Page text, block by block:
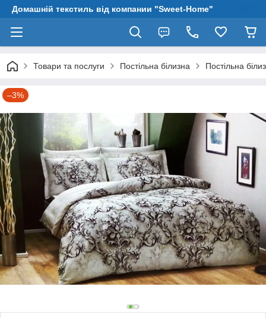
Домашній текстиль від компании "Sweet-Home"
Товари та послуги Постільна білизна Постільна
–3%